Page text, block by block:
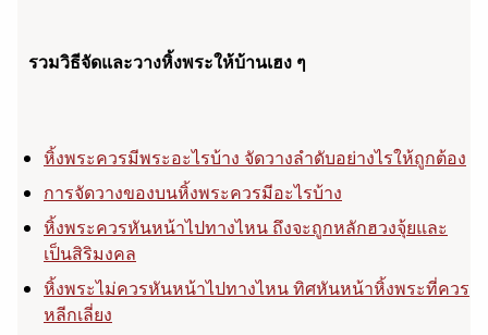
รวมวิธีจัดและวางหิ้งพระให้บ้านเฮง ๆ
หิ้งพระควรมีพระอะไรบ้าง จัดวางลำดับอย่างไรให้ถูกต้อง
การจัดวางของบนหิ้งพระควรมีอะไรบ้าง
หิ้งพระควรหันหน้าไปทางไหน ถึงจะถูกหลักฮวงจุ้ยและ
เป็นสิริมงคล
หิ้งพระไม่ควรหันหน้าไปทางไหน ทิศหันหน้าหิ้งพระที่ควร
หลีกเลี่ยง